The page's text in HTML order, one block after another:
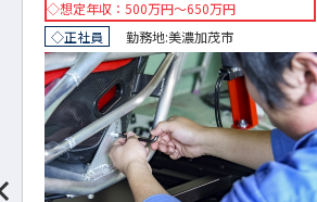
◇想定年収：281万円～360万円
◇正社員
勤務地:岐阜市